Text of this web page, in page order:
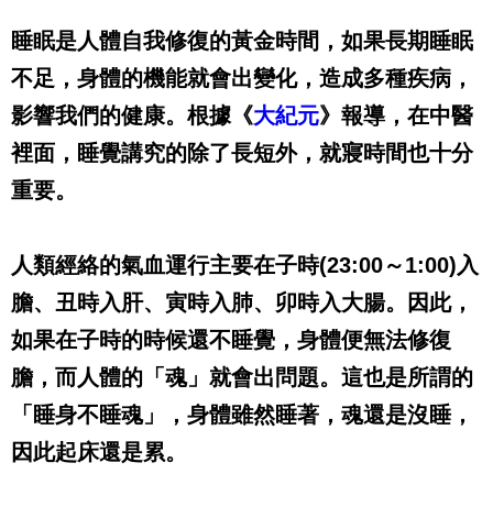
睡眠是人體自我修復的黃金時間，如果長期睡眠
不足，身體的機能就會出變化，造成多種疾病，
影響我們的健康。根據《大紀元》報導，在中醫
裡面，睡覺講究的除了長短外，就寢時間也十分
重要。
人類經絡的氣血運行主要在子時(23:00～1:00)入
膽、丑時入肝、寅時入肺、卯時入大腸。因此，
如果在子時的時候還不睡覺，身體便無法修復
膽，而人體的「魂」就會出問題。這也是所謂的
「睡身不睡魂」，身體雖然睡著，魂還是沒睡，
因此起床還是累。